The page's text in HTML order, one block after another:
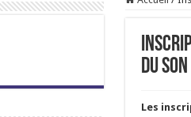
du son
Les